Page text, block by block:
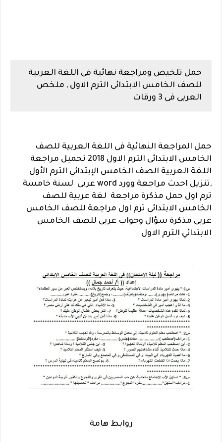
حمل تلخيص ومراجعة نهائية فى اللغة العربية
للصف الخامس الابتدائى الترم الاول , ملخص
العربى فى 3 ورقات
حمل المراجعة النهائية فى اللغة العربية للصف
الخامس الابتدائى الترم الاول 2018
تحميل مراجعة
اللغة العربية الصف الخامس الإبتدائي الترم الأول
,
تنزيل احدث مراجعة وورد word عربى لسنة خامسة
ترم اول حمل مذكرة مراجعة لغة عربية للصف
الخامس الابتدائى ترم اول مراجعة للصف الخامس
عربى مذكرة سؤال وجواب عربى للصف الخامس
الابتدائي الترم الاول
روابط هامة